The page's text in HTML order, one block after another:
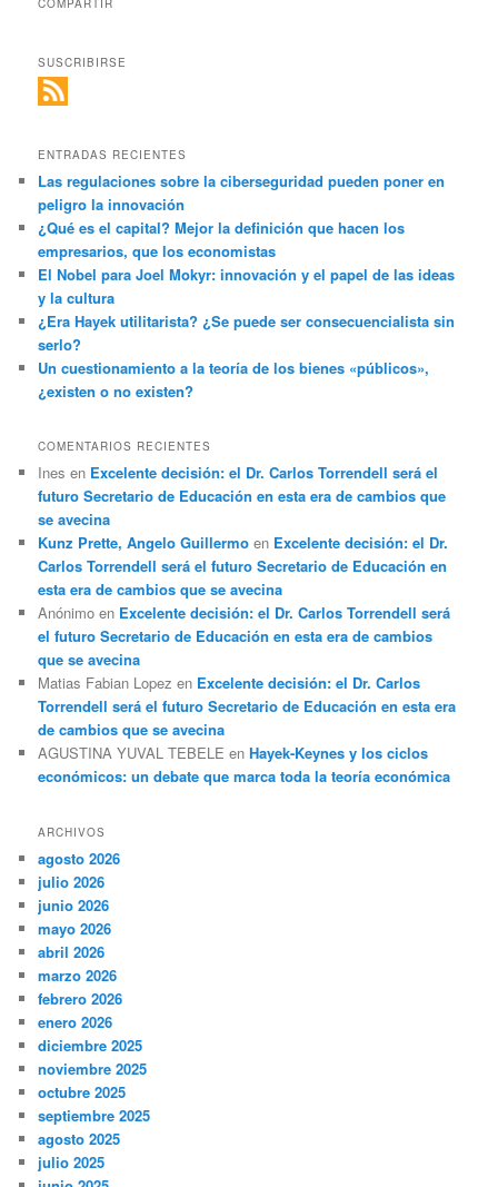
COMPARTIR
SUSCRIBIRSE
ENTRADAS RECIENTES
Las regulaciones sobre la ciberseguridad pueden poner en
peligro la innovación
¿Qué es el capital? Mejor la definición que hacen los
empresarios, que los economistas
El Nobel para Joel Mokyr: innovación y el papel de las ideas
y la cultura
¿Era Hayek utilitarista? ¿Se puede ser consecuencialista sin
serlo?
Un cuestionamiento a la teoría de los bienes «públicos»,
¿existen o no existen?
COMENTARIOS RECIENTES
Ines en Excelente decisión: el Dr. Carlos Torrendell será el
futuro Secretario de Educación en esta era de cambios que
se avecina
Kunz Prette, Angelo Guillermo en Excelente decisión: el Dr.
Carlos Torrendell será el futuro Secretario de Educación en
esta era de cambios que se avecina
Anónimo en Excelente decisión: el Dr. Carlos Torrendell será
el futuro Secretario de Educación en esta era de cambios
que se avecina
Matias Fabian Lopez en Excelente decisión: el Dr. Carlos
Torrendell será el futuro Secretario de Educación en esta era
de cambios que se avecina
AGUSTINA YUVAL TEBELE enHayek-Keynes y los ciclos
económicos: un debate que marca toda la teoría económica
ARCHIVOS
agosto 2026
julio 2026
junio 2026
mayo 2026
abril 2026
marzo 2026
febrero 2026
enero 2026
diciembre 2025
noviembre 2025
octubre 2025
septiembre 2025
agosto 2025
julio 2025